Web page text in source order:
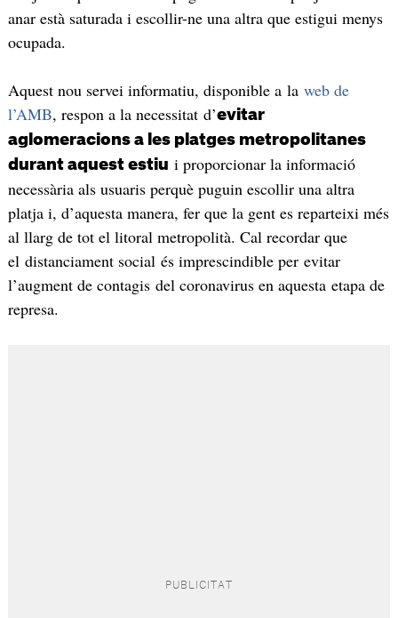
anar està saturada i escollir-ne una altra que estigui menys
ocupada.
Aquest nou servei informatiu, disponible a la web de
l’AMB, respon a la necessitat d’evitar
aglomeracions a les platges metropolitanes
durant aquest estiu i proporcionar la informació
necessària als usuaris perquè puguin escollir una altra
platja i, d’aquesta manera, fer que la gent es reparteixi més
al llarg de tot el litoral metropolità. Cal recordar que
el distanciament social és imprescindible per evitar
l’augment de contagis del coronavirus en aquesta etapa de
represa.